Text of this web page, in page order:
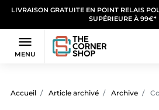
LIVRAISON GRATUITE EN POINT RELAIS
SUPÉRIEURE À 99€*

MENU
Accueil Article archivé Archive